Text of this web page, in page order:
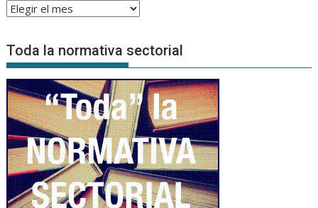
Archivo
Noticias
Toda la normativa sectorial